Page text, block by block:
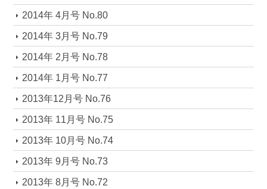
2014年 4月号 No.80
2014年 3月号 No.79
2014年 2月号 No.78
2014年 1月号 No.77
2013年12月号 No.76
2013年 11月号 No.75
2013年 10月号 No.74
2013年 9月号 No.73
2013年 8月号 No.72